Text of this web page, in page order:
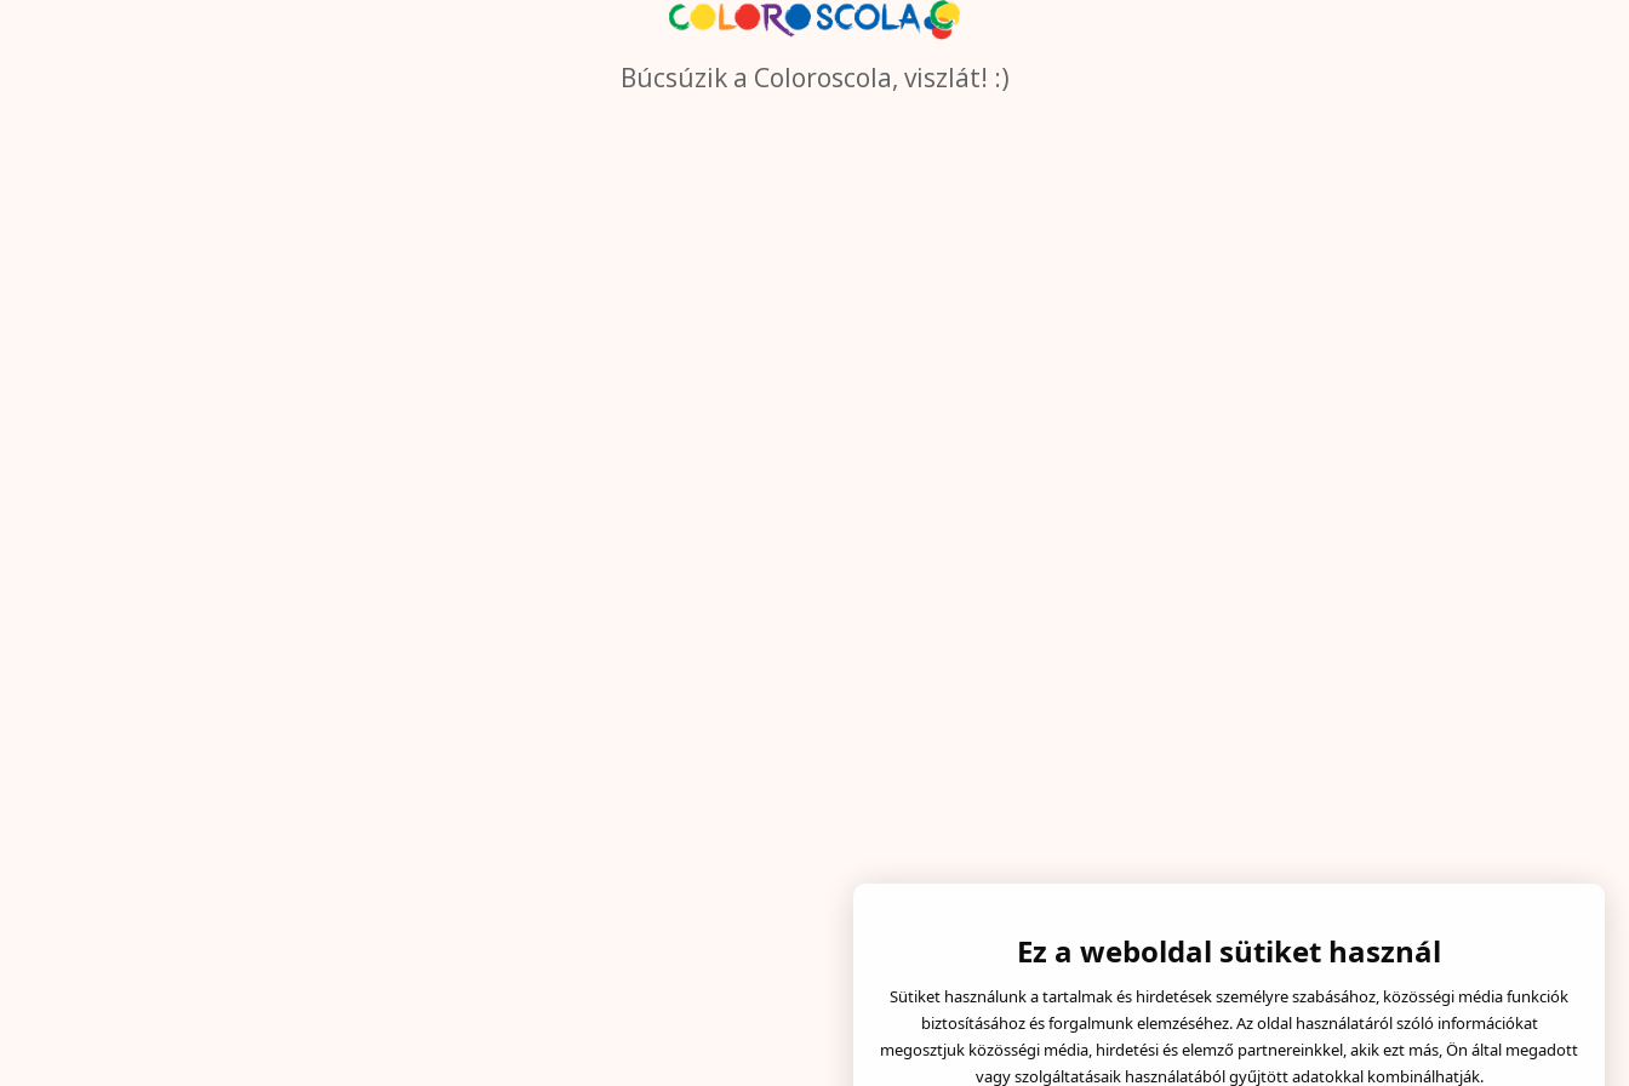
Búcsúzik a Coloroscola, viszlát! :)
Ez a weboldal sütiket használ
Sütiket használunk a tartalmak és hirdetések személyre szabásához, közösségi média funkciók
biztosításához és forgalmunk elemzéséhez. Az oldal használatáról szóló információkat
megosztjuk közösségi média, hirdetési és elemző partnereinkkel, akik ezt más, Ön által megadott
vagy szolgáltatásaik használatából gyűjtött adatokkal kombinálhatják.